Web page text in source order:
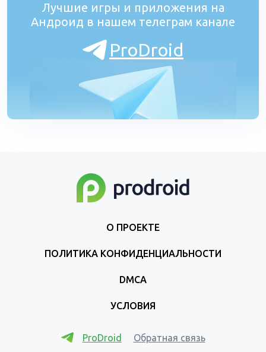
Лучшие игры и приложения на
Андроид в нашем телеграм канале
ProDroid
О ПРОЕКТЕ
ПОЛИТИКА КОНФИДЕНЦИАЛЬНОСТИ
DMCA
УСЛОВИЯ
ProDroid Обратная связь